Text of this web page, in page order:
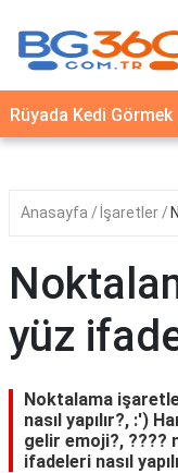
YEMEK
TARİFLERİ
SAĞLIK
İLETİŞİM
Rüyada Kedi Görmek
Anasayfa İşaretler
yüz
Noktalama
nasıl yapılır?, :')
gelir emoji?, ????
ifadeleri nasıl